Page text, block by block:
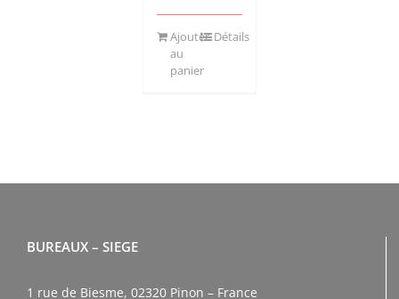
Ajouter
au
panier
Détails
BUREAUX – SIEGE
1 rue de Biesme, 02320 Pinon – France